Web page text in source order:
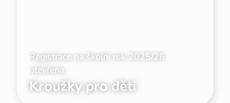
Registrace na školní rok 2025/26
otevřena.
Kroužky pro děti